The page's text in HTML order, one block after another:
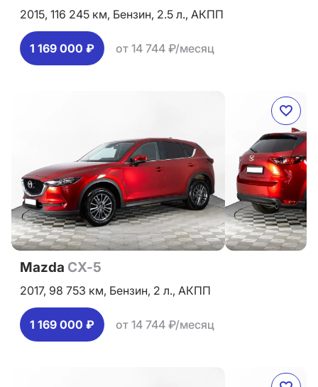
2015, 116 245 км, Бензин, 2.5 л., АКПП
1 169 000 ₽ от 14 744 ₽/месяц
Mazda CX-5
2017, 98 753 км, Бензин, 2 л., АКПП
1 169 000 ₽ от 14 744 ₽/месяц